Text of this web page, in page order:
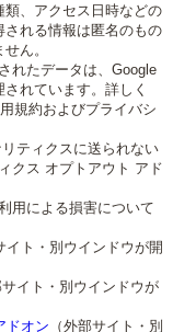
、アクセス日時などの
れる情報は匿名のもの
ん。
れたデータは、Google
れています。詳しく
規約およびプライバシ
ティクスに送られない
クス オプトアウト アド
用による損害について
イト・別ウインドウが開
イト・別ウインドウが
ドオン （外部サイト・別